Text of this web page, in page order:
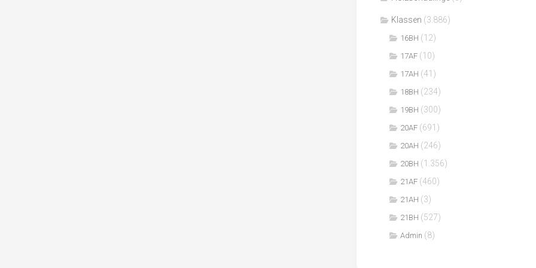
Klassen (3.886)
16BH (12)
17AF (10)
17AH (41)
18BH (234)
19BH (300)
20AF (691)
20AH (246)
20BH (1.356)
21AF (460)
21AH (3)
21BH (527)
Admin (8)